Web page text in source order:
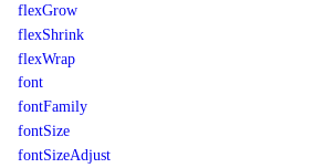
flexGrow
flexShrink
flexWrap
font
fontFamily
fontSize
fontSizeAdjust